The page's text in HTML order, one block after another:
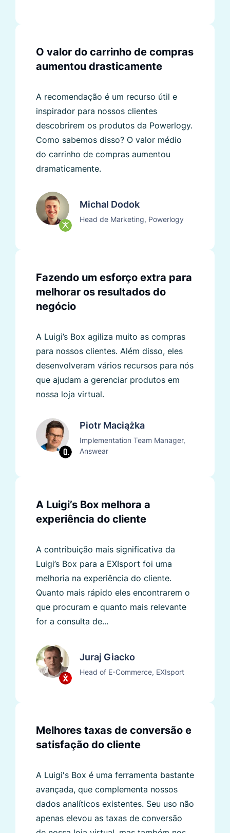
O valor do carrinho de compras
aumentou drasticamente
A recomendação é um recurso útil e
inspirador para nossos clientes
descobrirem os produtos da Powerlogy.
Como sabemos disso? O valor médio
do carrinho de compras aumentou
dramaticamente.
Michal Dodok
Head de Marketing, Powerlogy
Fazendo um esforço extra para
melhorar os resultados do
negócio
A Luigi’s Box agiliza muito as compras
para nossos clientes. Além disso, eles
desenvolveram vários recursos para nós
que ajudam a gerenciar produtos em
nossa loja virtual.
Piotr Maciążka
Implementation Team Manager,
Answear
A Luigi’s Box melhora a
experiência do cliente
A contribuição mais significativa da
Luigi’s Box para a EXIsport foi uma
melhoria na experiência do cliente.
Quanto mais rápido eles encontrarem o
que procuram e quanto mais relevante
for a consulta de...
Juraj Giacko
Head of E-Commerce, EXIsport
Melhores taxas de conversão e
satisfação do cliente
A Luigi's Box é uma ferramenta bastante
avançada, que complementa nossos
dados analíticos existentes. Seu uso não
apenas elevou as taxas de conversão